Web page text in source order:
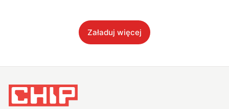
Załaduj więcej